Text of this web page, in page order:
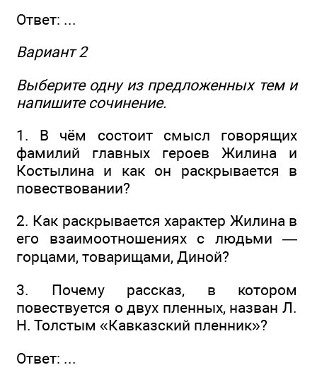
Ответ: ...
Вариант 2
Выберите одну из предложенных тем и
напишите сочинение.
1. В чём состоит смысл говорящих
фамилий главных героев Жилина и
Костылина и как он раскрывается в
повествовании?
2. Как раскрывается характер Жилина в
его взаимоотношениях с людьми —
горцами, товарищами, Диной?
3. Почему рассказ, в котором
повествуется о двух пленных, назван Л.
Н. Толстым «Кавказский пленник»?
Ответ: ...